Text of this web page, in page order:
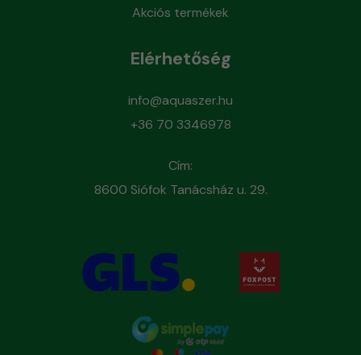
Akciós termékek
Elérhetőség
info@aquaszer.hu
+36 70 3346978
Cím:
8600 Siófok Tanácsház u. 29.